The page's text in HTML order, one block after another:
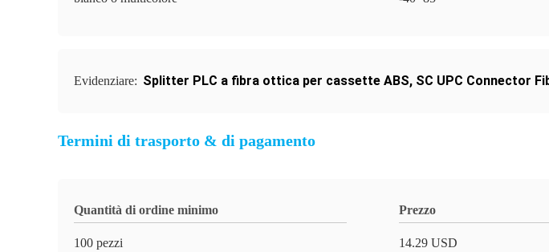
Evidenziare: Splitter PLC a fibra ottica per cassette ABS, SC UPC Connector
Termini di trasporto & di pagamento
Quantità di ordine minimo
100 pezzi
Prezzo
14.29 USD